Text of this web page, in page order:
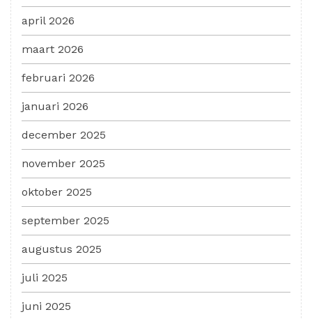
april 2026
maart 2026
februari 2026
januari 2026
december 2025
november 2025
oktober 2025
september 2025
augustus 2025
juli 2025
juni 2025